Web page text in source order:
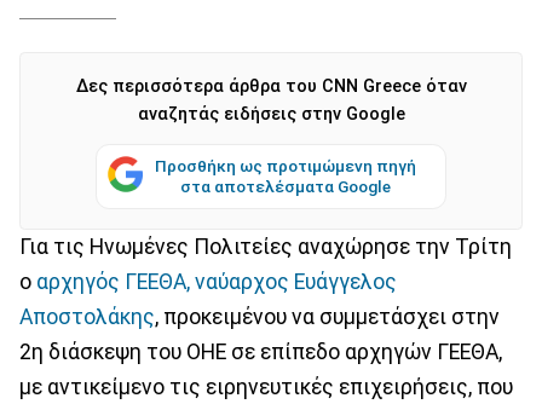
Δες περισσότερα άρθρα του CNN Greece όταν
αναζητάς ειδήσεις στην Google
Προσθήκη ως προτιμώμενη πηγή
στα αποτελέσματα Google
Για τις Ηνωμένες Πολιτείες αναχώρησε την Τρίτη
ο αρχηγός ΓΕΕΘΑ, ναύαρχος Ευάγγελος
Αποστολάκης, προκειμένου να συμμετάσχει στην
2η διάσκεψη του ΟΗΕ σε επίπεδο αρχηγών ΓΕΕΘΑ,
με αντικείμενο τις ειρηνευτικές επιχειρήσεις, που